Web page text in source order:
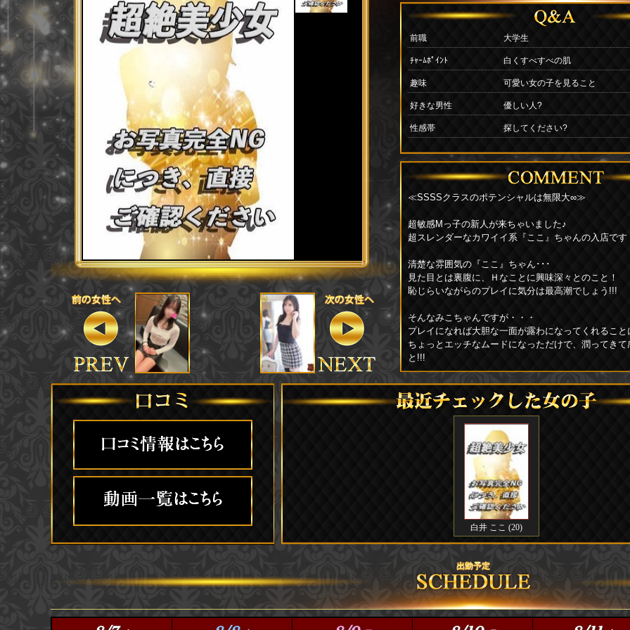
前職 大学生
ﾁｬｰﾑﾎﾟｲﾝﾄ 白くすべすべの肌
趣味 可愛い女の子を見ること
好きな男性 優しい人?
性感帯 探してください?
≪SSSSクラスのポテンシャルは無限大∞≫
超敏感Mっ子の新人が来ちゃいました♪
超スレンダーなカワイイ系『ここ』ちゃんの入店です
清楚な雰囲気の『ここ』ちゃん･･･
見た目とは裏腹に、Ｈなことに興味深々とのこと！
恥じらいながらのプレイに気分は最高潮でしょう!!!
そんなみこちゃんですが・・・
プレイになれば大胆な一面が露わになってくれるこ
ちょっとエッチなムードになっただけで、潤ってき
と!!!
めちゃめちゃ可愛いらしくハニカム笑顔、時折見せ
です。
もうギャップにやられてしまうのは間違い無しで
一度スイッチが入ってしまうと誰にも止めることは
とっても人懐っこい性格なので、楽しく気持ちの良
笑顔が素敵で愛嬌抜群♪
小顔で笑顔がとてもキュート♪
かなり人気が出そうな子ですよ！！
※60分コースからのご案内となります。